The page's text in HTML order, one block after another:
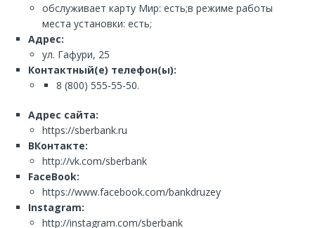
обслуживает карту Мир: есть;в режиме работы
места установки: есть;
Адрес:
ул. Гафури, 25
Контактный(е) телефон(ы):
8 (800) 555-55-50.
Адрес сайта:
https://sberbank.ru
ВКонтакте:
http://vk.com/sberbank
FaceBook:
https://www.facebook.com/bankdruzey
Instagram:
http://instagram.com/sberbank